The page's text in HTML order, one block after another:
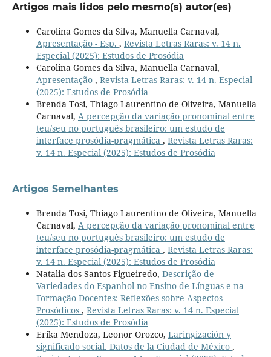
Artigos mais lidos pelo mesmo(s) autor(es)
Carolina Gomes da Silva, Manuella Carnaval,
Apresentação - Esp. , Revista Letras Raras: v. 14 n.
Especial (2025): Estudos de Prosódia
Carolina Gomes da Silva, Manuella Carnaval,
Apresentação , Revista Letras Raras: v. 14 n. Especial
(2025): Estudos de Prosódia
Brenda Tosi, Thiago Laurentino de Oliveira, Manuella
Carnaval, A percepção da variação pronominal entre
teu/seu no português brasileiro: um estudo de
interface prosódia-pragmática , Revista Letras Raras:
v. 14 n. Especial (2025): Estudos de Prosódia
Artigos Semelhantes
Brenda Tosi, Thiago Laurentino de Oliveira, Manuella
Carnaval, A percepção da variação pronominal entre
teu/seu no português brasileiro: um estudo de
interface prosódia-pragmática , Revista Letras Raras:
v. 14 n. Especial (2025): Estudos de Prosódia
Natalia dos Santos Figueiredo, Descrição de
Variedades do Espanhol no Ensino de Línguas e na
Formação Docentes: Reflexões sobre Aspectos
Prosódicos , Revista Letras Raras: v. 14 n. Especial
(2025): Estudos de Prosódia
Erika Mendoza, Leonor Orozco, Laringización y
significado social. Datos de la Ciudad de México ,